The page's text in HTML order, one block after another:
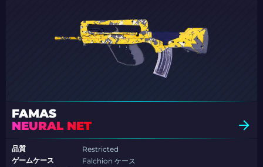
FAMAS
NEURAL NET
品質
Restricted
ゲームケース
Falchion ケース